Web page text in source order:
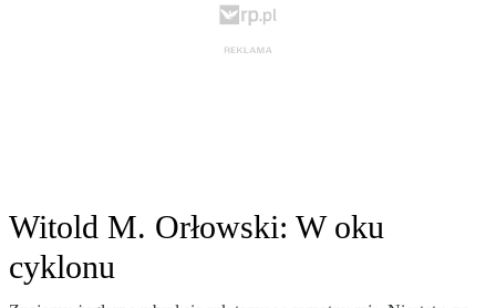
Witold M. Orłowski: W oku
cyklonu